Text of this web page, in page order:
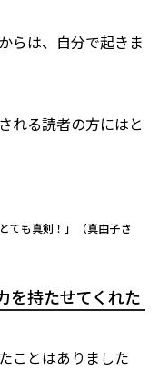
は、自分で起きま
れる読者の方にはと
ても真剣！」（真由子さ
を持たせてくれた
ことはありました